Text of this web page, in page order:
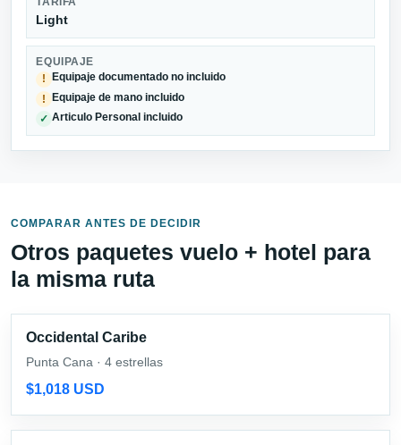
Light
EQUIPAJE
!
Equipaje documentado no incluido
! Equipaje de mano incluido
✓ Articulo Personal incluido
COMPARAR ANTES DE DECIDIR
Otros paquetes vuelo + hotel para
la misma ruta
Occidental Caribe
Punta Cana · 4 estrellas
$1,018 USD